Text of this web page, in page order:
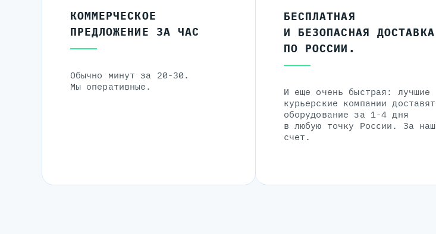
КОММЕРЧЕСКОЕ
ПРЕДЛОЖЕНИЕ ЗА ЧАС
Обычно минут за 20-30.
Мы оперативные.
БЕСПЛАТНАЯ
И БЕЗОПАСНАЯ ДОСТАВКА
ПО РОССИИ.
И еще очень быстрая: лучшие
курьерские компании доставят
оборудование за 1-4 дня
в любую точку России. За наш
счет.